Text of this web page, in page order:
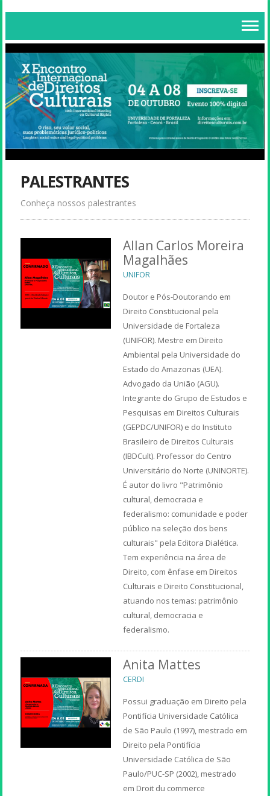
PALESTRANTES
Conheça nossos palestrantes
Allan Carlos Moreira
Magalhães
UNIFOR
Doutor e Pós-Doutorando em
Direito Constitucional pela
Universidade de Fortaleza
(UNIFOR). Mestre em Direito
Ambiental pela Universidade do
Estado do Amazonas (UEA).
Advogado da União (AGU).
Integrante do Grupo de Estudos e
Pesquisas em Direitos Culturais
(GEPDC/UNIFOR) e do Instituto
Brasileiro de Direitos Culturais
(IBDCult). Professor do Centro
Universitário do Norte (UNINORTE).
É autor do livro "Patrimônio
cultural, democracia e
federalismo: comunidade e poder
público na seleção dos bens
culturais" pela Editora Dialética.
Tem experiência na área de
Direito, com ênfase em Direitos
Culturais e Direito Constitucional,
atuando nos temas: patrimônio
cultural, democracia e
federalismo.
Anita Mattes
CERDI
Possui graduação em Direito pela
Pontifícia Universidade Católica
de São Paulo (1997), mestrado em
Direito pela Pontifícia
Universidade Católica de São
Paulo/PUC-SP (2002), mestrado
em Droit du commerce